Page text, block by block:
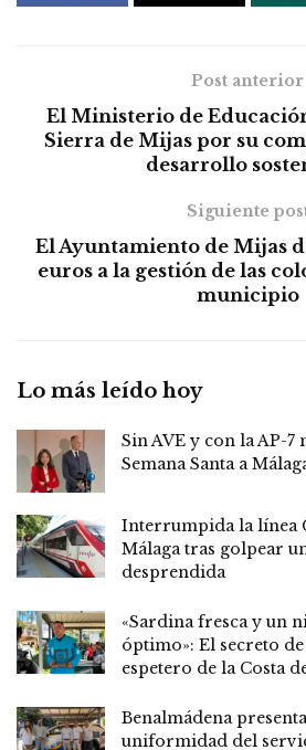
Post anterior
El Ministerio de
Sierra de Mijas por su
desarrollo
Siguiente
El Ayuntamiento de Mijas
euros a la gestión de las
municipio
Lo más leído hoy
Sin AVE y con la AP-7
Semana Santa a
Interrumpida la línea
Málaga tras golpear
desprendida
«Sardina fresca y un
óptimo»: El secreto
espetero de la Costa
Benalmádena
uniformidad del